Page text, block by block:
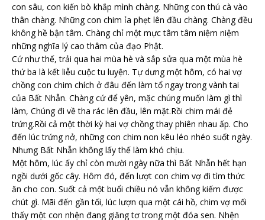
con sâu, con kiến bò khắp mình chàng. Những con thú cà vào
thân chàng. Những con chim ỉa phẹt lên đầu chàng. Chàng đều
không hề bận tâm. Chàng chỉ một mực tâm tâm niệm niệm
những nghĩa lý cao thâm của đạo Phật.
Cứ như thế, trải qua hai mùa hè và sắp sửa qua một mùa hè
thứ ba là kết liễu cuộc tu luyện. Tự dưng một hôm, có hai vợ
chồng con chim chích ở đâu đến làm tổ ngay trong vành tai
của Bất Nhẫn. Chàng cứ để yên, mặc chúng muốn làm gì thì
làm, Chúng đi về tha rác lên đầu, lên mặt.Rồi chim mái đẻ
trứng.Rồi cả một thời kỳ hai vợ chồng thay phiên nhau ấp. Cho
đến lúc trứng nở, những con chim non kêu léo nhéo suốt ngày.
Nhưng Bất Nhẫn không lấy thế làm khó chịu.
Một hôm, lúc ấy chỉ còn mười ngày nữa thì Bất Nhẫn hết hạn
ngồi dưới gốc cây. Hôm đó, đến lượt con chim vợ đi tìm thức
ăn cho con. Suốt cả một buổi chiều nó vẫn không kiếm được
chút gì. Mãi đến gần tối, lúc lượn qua một cái hồ, chim vợ mối
thấy một con nhện đang giăng tơ trong một đóa sen. Nhện